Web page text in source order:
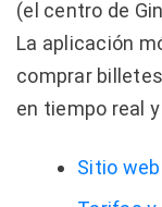
(el centro de
La aplicación
comprar
en tiempo real
Sitio